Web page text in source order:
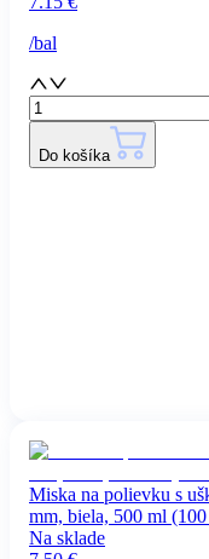
/bal
Do košíka
Miska na polievku s
mm, biela, 500 ml
Na sklade